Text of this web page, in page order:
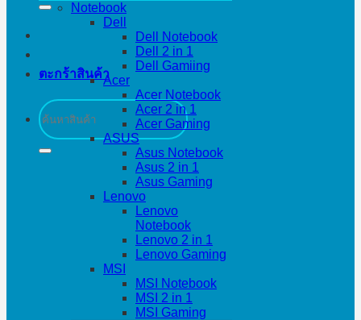
ตะกร้าสินค้า
ค้นหา:
Notebook
Dell
Dell Notebook
Dell 2 in 1
Dell Gamiing
Acer
Acer Notebook
Acer 2 in 1
Acer Gaming
ASUS
Asus Notebook
Asus 2 in 1
Asus Gaming
Lenovo
Lenovo
Notebook
Lenovo 2 in 1
Lenovo Gaming
MSI
MSI Notebook
MSI 2 in 1
MSI Gaming